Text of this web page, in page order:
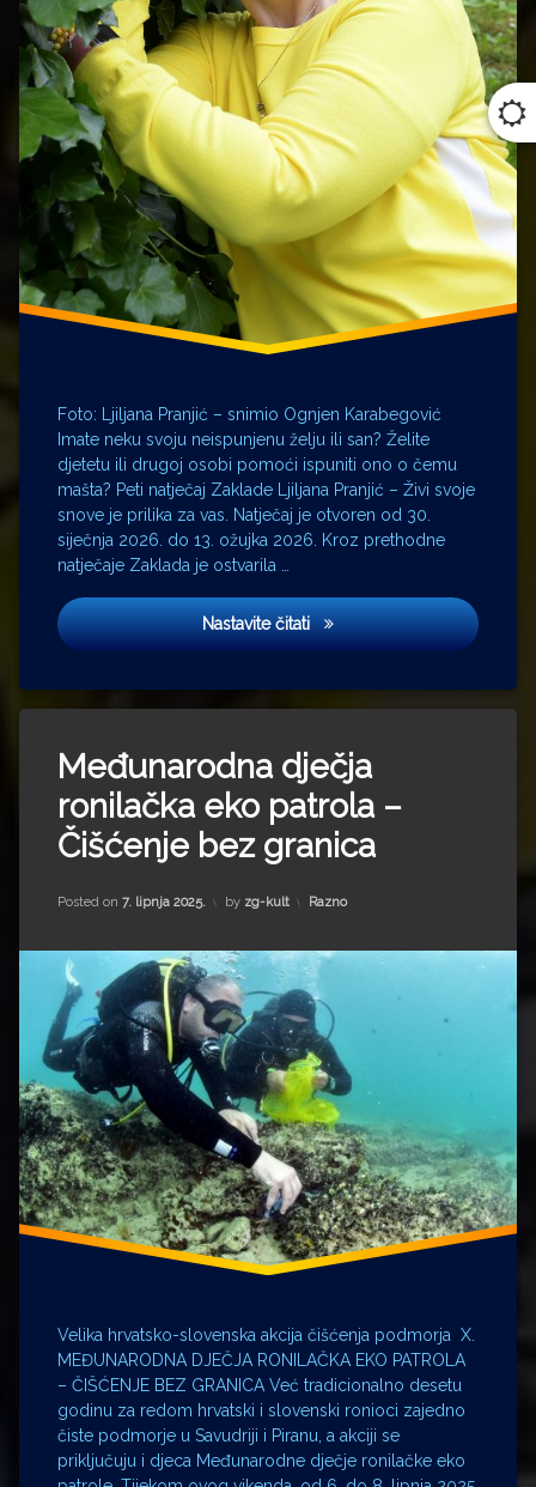
Foto: Ljiljana Pranjić – snimio Ognjen Karabegović
Imate neku svoju neispunjenu želju ili san? Želite
djetetu ili drugoj osobi pomoći ispuniti ono o čemu
mašta? Peti natječaj Zaklade Ljiljana Pranjić – Živi svoje
snove je prilika za vas. Natječaj je otvoren od 30.
siječnja 2026. do 13. ožujka 2026. Kroz prethodne
natječaje Zaklada je ostvarila …
Nastavite čitatiZaklada Ljiljana Pranjić
Međunarodna dječja
ronilačka eko patrola –
Čišćenje bez granica
Posted on 7. lipnja 2025. by zg-kult Kategorije:
Razno
Velika hrvatsko-slovenska akcija čišćenja podmorja X.
MEĐUNARODNA DJEČJA RONILAČKA EKO PATROLA
– ČIŠĆENJE BEZ GRANICA Već tradicionalno desetu
godinu za redom hrvatski i slovenski ronioci zajedno
čiste podmorje u Savudriji i Piranu, a akciji se
priključuju i djeca Međunarodne dječje ronilačke eko